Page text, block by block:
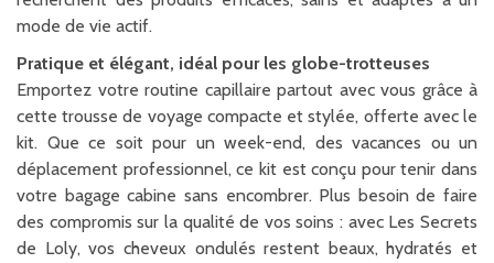
mode de vie actif.
Pratique et élégant, idéal pour les globe-trotteuses
Emportez votre routine capillaire partout avec vous grâce à
cette trousse de voyage compacte et stylée, offerte avec le
kit. Que ce soit pour un week-end, des vacances ou un
déplacement professionnel, ce kit est conçu pour tenir dans
votre bagage cabine sans encombrer. Plus besoin de faire
des compromis sur la qualité de vos soins : avec Les Secrets
de Loly, vos cheveux ondulés restent beaux, hydratés et